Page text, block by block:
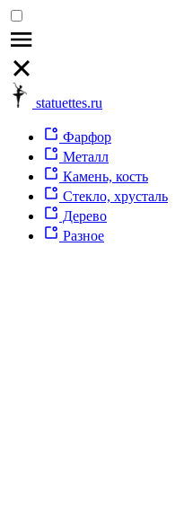
statuettes.ru
Фарфор
Металл
Камень, кость
Стекло, хрусталь
Дерево
Разное